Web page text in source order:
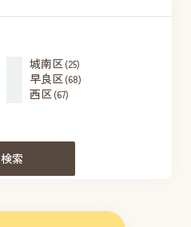
城南区(25)
早良区(68)
西区(67)
検索